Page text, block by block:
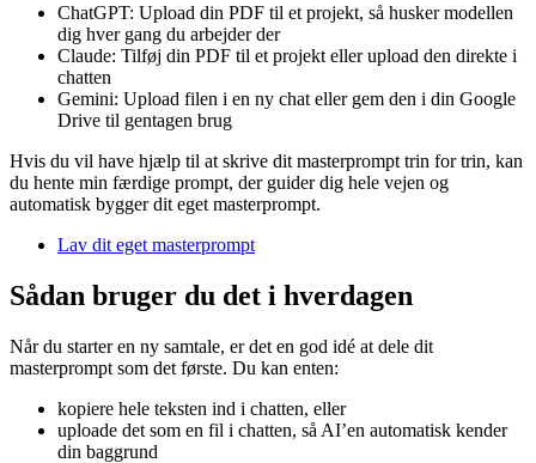
ChatGPT: Upload din PDF til et projekt, så husker modellen
dig hver gang du arbejder der
Claude: Tilføj din PDF til et projekt eller upload den direkte i
chatten
Gemini: Upload filen i en ny chat eller gem den i din Google
Drive til gentagen brug
Hvis du vil have hjælp til at skrive dit masterprompt trin for trin, kan
du hente min færdige prompt, der guider dig hele vejen og
automatisk bygger dit eget masterprompt.
Lav dit eget masterprompt
Sådan bruger du det i hverdagen
Når du starter en ny samtale, er det en god idé at dele dit
masterprompt som det første. Du kan enten:
kopiere hele teksten ind i chatten, eller
uploade det som en fil i chatten, så AI’en automatisk kender
din baggrund